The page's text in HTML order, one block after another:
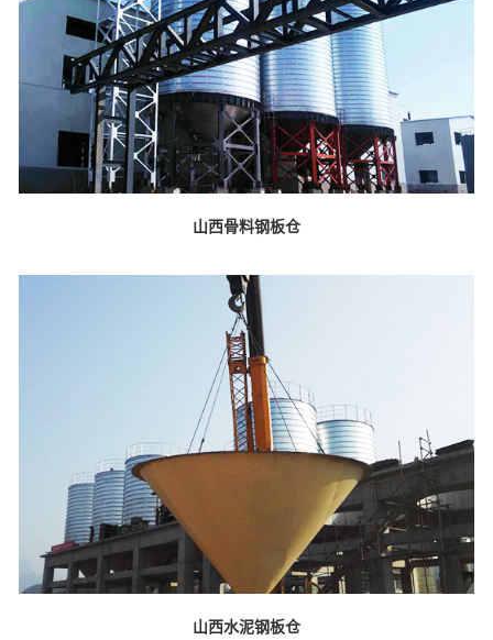
山西骨料钢板仓
山西水泥钢板仓